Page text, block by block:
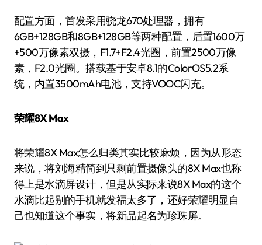
配置方面，首发采用骁龙670处理器，拥有
6GB+128GB和8GB+128GB等两种配置，后置1600万
+500万像素双摄，F1.7+F2.4光圈，前置2500万像
素，F2.0光圈。搭载基于安卓8.1的ColorOS5.2系
统，内置3500mAh电池，支持VOOC闪充。
荣耀8X Max
将荣耀8X Max怎么归类其实比较麻烦，因为从形态
来说，将刘海精简到只剩前置摄像头的8X Max也称
得上是水滴屏设计，但是从实际来说8X Max的这个
水滴比起别的手机就发福太多了，还好荣耀明显自
己也知道这个事实，将新品起名为珍珠屏。